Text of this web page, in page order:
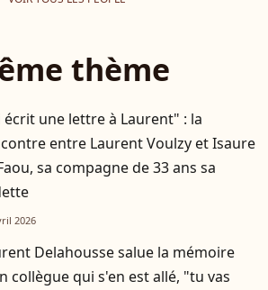
thème
écrit une lettre à Laurent" : la
entre Laurent Voulzy et Isaure
sa compagne de 33 ans sa
2026
Delahousse salue la mémoire
collègue qui s'en est allé, "tu vas